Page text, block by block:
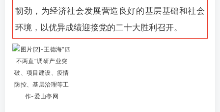
韧劲，为经济社会发展营造良好的基层基础和社会
环境，以优异成绩迎接党的二十大胜利召开。